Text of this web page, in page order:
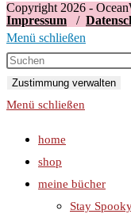
Copyright 2026 -
Impressum /
Menü schließen
Zustimmung verwalten
Menü schließen
home
shop
meine bücher
Stay